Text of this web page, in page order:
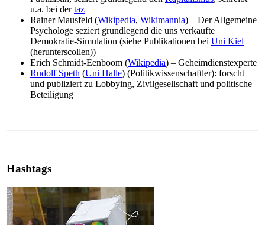
u.a. bei dertaz
Rainer Mausfeld (Wikipedia, Wikimannia) – Der Allgemeine
Psychologe seziert grundlegend die uns verkaufte
Demokratie-Simulation (siehe Publikationen bei Uni Kiel
(herunterscollen))
Erich Schmidt-Eenboom (Wikipedia) – Geheimdienstexperte
Rudolf Speth (Uni Halle) (Politikwissenschaftler): forscht
und publiziert zu Lobbying, Zivilgesellschaft und politische
Beteiligung
Hashtags